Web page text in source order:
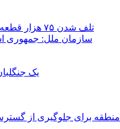
تلف شدن ۷۵ هزار قطعه ماهی در رودخانه مسقان شیراز بر اثر ورود شورابه فوق‌اشباع
سازمان ملل: جمهوری
یک
برای جلوگیری از